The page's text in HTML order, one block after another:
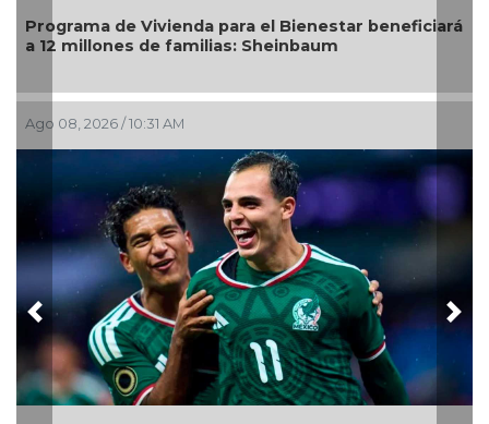
beneficiará
DIF Poza Rica lleva sabor y bienestar a
mayores con "Sazón y corazón"
Ago 05, 2026 / 2:59 PM
Previous